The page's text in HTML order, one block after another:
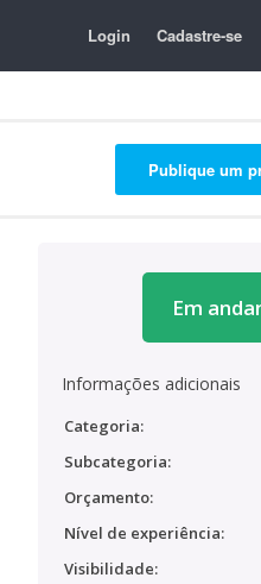
Login Cadastre-se
Publique um
Em
Informações adicionais
Categoria:
Subcategoria:
Orçamento:
Nível de experiência:
Visibilidade: